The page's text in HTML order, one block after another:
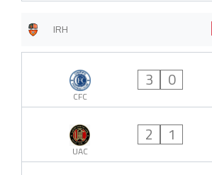
IRH
CFC
3 0
UAC
2 1